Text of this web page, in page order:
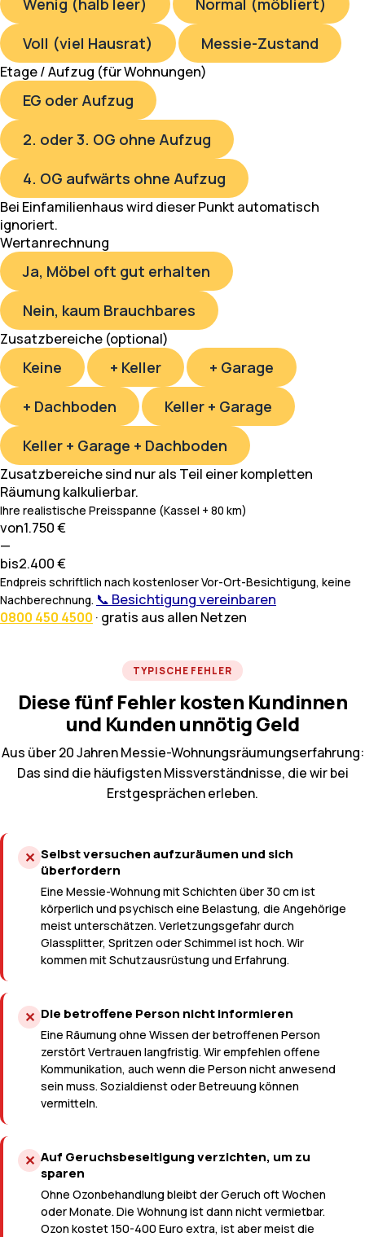
Wenig (halb leer)
Normal (möbliert)
Voll (viel Hausrat)
Messie-Zustand
Etage / Aufzug (für Wohnungen)
EG oder Aufzug
2. oder 3. OG ohne Aufzug
4. OG aufwärts ohne Aufzug
Bei Einfamilienhaus wird dieser Punkt automatisch
ignoriert.
Wertanrechnung
Ja, Möbel oft gut erhalten
Nein, kaum Brauchbares
Zusatzbereiche (optional)
Keine + Keller
+ Garage
+ Dachboden
Keller + Garage
Keller + Garage + Dachboden
Zusatzbereiche sind nur als Teil einer kompletten
Räumung kalkulierbar.
Ihre realistische Preisspanne (Kassel + 80 km)
von1.750 €
—
bis2.400 €
Endpreis schriftlich nach kostenloser Vor-Ort-Besichtigung, keine
Nachberechnung. 📞 Besichtigung vereinbaren
0800 450 4500 · gratis aus allen Netzen
TYPISCHE FEHLER
Diese fünf Fehler kosten Kundinnen
und Kunden unnötig Geld
Aus über 20 Jahren Messie-Wohnungsräumungserfahrung:
Das sind die häufigsten Missverständnisse, die wir bei
Erstgesprächen erleben.
✕ Selbst versuchen aufzuräumen und sich
überfordern
Eine Messie-Wohnung mit Schichten über 30 cm ist
körperlich und psychisch eine Belastung, die Angehörige
meist unterschätzen. Verletzungsgefahr durch
Glassplitter, Spritzen oder Schimmel ist hoch. Wir
kommen mit Schutzausrüstung und Erfahrung.
✕ Die betroffene Person nicht informieren
Eine Räumung ohne Wissen der betroffenen Person
zerstört Vertrauen langfristig. Wir empfehlen offene
Kommunikation, auch wenn die Person nicht anwesend
sein muss. Sozialdienst oder Betreuung können
vermitteln.
✕ Auf Geruchsbeseitigung verzichten, um zu
sparen
Ohne Ozonbehandlung bleibt der Geruch oft Wochen
oder Monate. Die Wohnung ist dann nicht vermietbar.
Ozon kostet 150-400 Euro extra, ist aber meist die